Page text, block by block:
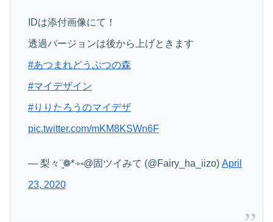
IDは添付画像にて！
透過バージョンは後から上げときます
#あつまれどうぶつの森
#マイデザイン
#りりたろうのマイデザ
pic.twitter.com/mKM8KSWn6F
— 梨々¨̮❁*·⑅@固ツイみて (@Fairy_ha_iizo) April
23, 2020